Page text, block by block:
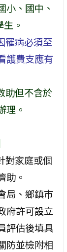
小、國中、
。
罹病必須至
護費支應有
助但不含於
理。
對家庭或個
助。
局、鄉鎮市
府許可設立
評估後填具
防並檢附相